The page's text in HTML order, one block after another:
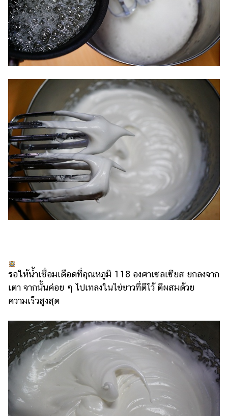
รอให้น้ำเชื่อมเดือดที่อุณหภูมิ 118 องศาเซลเซียส ยกลงจาก
เตา จากนั้นค่อย ๆ ไปเทลงในไข่ขาวที่ตีไว้ ตีผสมด้วย
ความเร็วสูงสุด